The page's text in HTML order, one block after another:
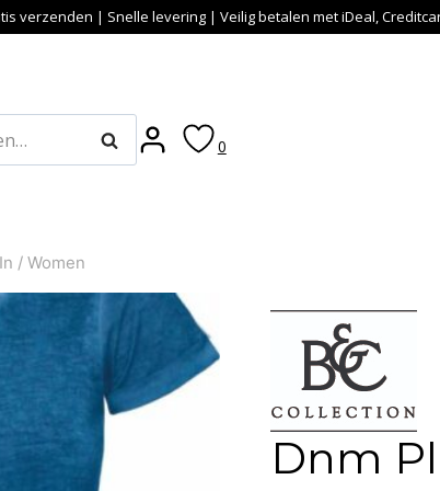
verzenden | Snelle levering | Veilig betalen met iDeal,
Zoeken 0
/ Women
Dnm